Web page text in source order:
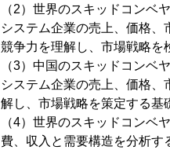
（2）世界のスキッドコンベ
システム企業の売上、価格
競争力を理解し、市場戦略を
（3）中国のスキッドコンベ
システム企業の売上、価格
解し、市場戦略を策定する基
（4）世界のスキッドコンベ
費、収入と需要構造を分析